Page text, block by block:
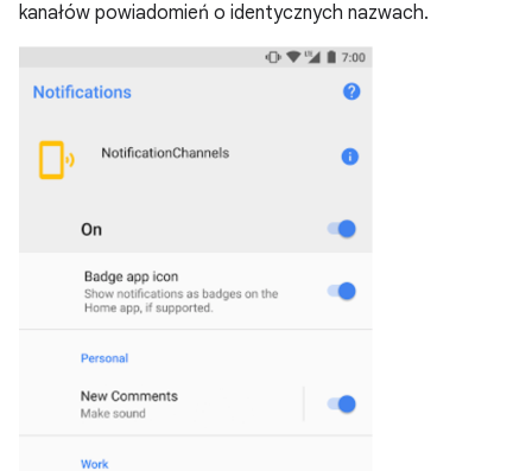
kanałów powiadomień o identycznych nazwach.